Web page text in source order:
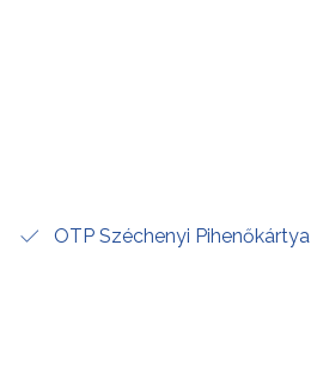
OTP Széchenyi Pihenőkártya